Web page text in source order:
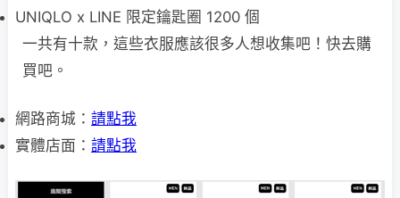
UNIQLO x LINE 限定鑰匙圈 1200 個
一共有十款，這些衣服應該很多人想收集吧！快去購
買吧。
網路商城： 請點我
實體店面： 請點我